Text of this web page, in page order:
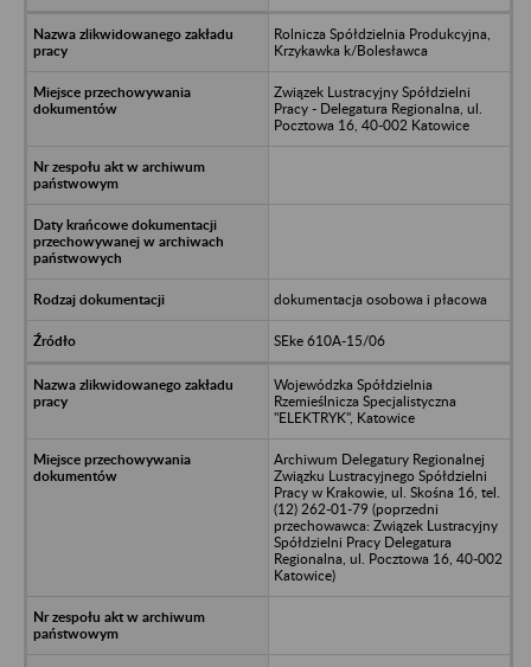
Rolnicza Spółdzielnia Produkcyjna,
Krzykawka k/Bolesławca
Związek Lustracyjny Spółdzielni
Pracy - Delegatura Regionalna, ul.
Pocztowa 16, 40-002 Katowice
dokumentacja osobowa i płacowa
SEke 610A-15/06
Wojewódzka Spółdzielnia
Rzemieślnicza Specjalistyczna
"ELEKTRYK", Katowice
Archiwum Delegatury Regionalnej
Związku Lustracyjnego Spółdzielni
Pracy w Krakowie, ul. Skośna 16, tel.
(12) 262-01-79 (poprzedni
przechowawca: Związek Lustracyjny
Spółdzielni Pracy Delegatura
Regionalna, ul. Pocztowa 16, 40-002
Katowice)